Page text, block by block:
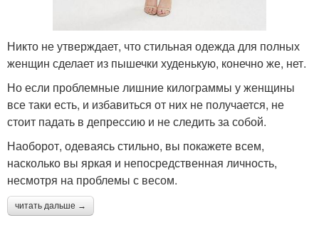
Никто не утверждает, что стильная одежда для полных
женщин сделает из пышечки худенькую, конечно же, нет.
Но если проблемные лишние килограммы у женщины
все таки есть, и избавиться от них не получается, не
стоит падать в депрессию и не следить за собой.
Наоборот, одеваясь стильно, вы покажете всем,
насколько вы яркая и непосредственная личность,
несмотря на проблемы с весом.
читать дальше →